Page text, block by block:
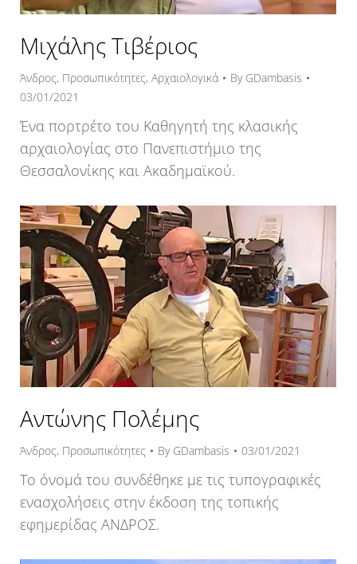
Μιχάλης Τιβέριος
Άνδρος, Προσωπικότητες, Αρχαιολογικά By GDambasis
03/01/2021
Ένα πορτρέτο του Καθηγητή της κλασικής
αρχαιολογίας στο Πανεπιστήμιο της
Θεσσαλονίκης και Ακαδημαϊκού.
Αντώνης Πολέμης
Άνδρος, Προσωπικότητες By GDambasis 03/01/2021
Το όνομά του συνδέθηκε με τις τυπογραφικές
ενασχολήσεις στην έκδοση της τοπικής
εφημερίδας ΑΝΔΡΟΣ.